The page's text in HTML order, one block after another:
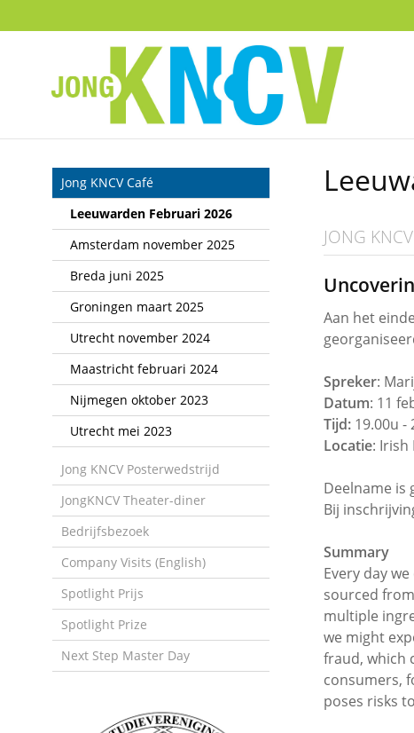
links
Spring
naar
inhoud
naar
het
menu
JONG
Aan het
Spreker:
Datum: 11
Tijd: 19.00u -
Locatie: Irish
Deelname is
Bij
Summary
Every day
sourced
multiple
we might
fraud, which
consumers,
poses risks
Jong KNCV Café
Leeuwarden Februari 2026
Amsterdam november 2025
Breda juni 2025
Groningen maart 2025
Utrecht november 2024
Maastricht februari 2024
Nijmegen oktober 2023
Utrecht mei 2023
Jong KNCV Posterwedstrijd
JongKNCV Theater-diner
Bedrijfsbezoek
Company Visits (English)
Spotlight Prijs
Spotlight Prize
Next Step Master Day